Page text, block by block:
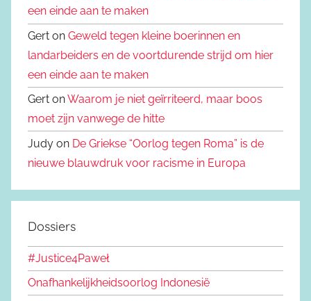
een einde aan te maken
Gert on Geweld tegen kleine boerinnen en
landarbeiders en de voortdurende strijd om hier
een einde aan te maken
Gert onWaarom je niet geïrriteerd, maar boos
moet zijn vanwege de hitte
Judy on De Griekse “Oorlog tegen Roma” is de
nieuwe blauwdruk voor racisme in Europa
Dossiers
#Justice4Paweł
Onafhankelijkheidsoorlog Indonesië